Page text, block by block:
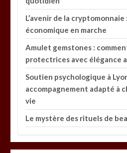
L’avenir de la
économique en marche
Amulet gemstones :
protectrices avec élégance
Soutien psychologique à
accompagnement adapté à
vie
Le mystère des rituels de